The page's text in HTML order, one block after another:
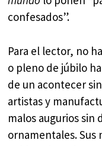
confesados”.
Para el lector, no
o pleno de júbilo
de un acontecer
artistas y
malos augurios sin
ornamentales. Sus